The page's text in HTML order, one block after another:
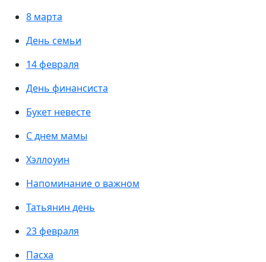
8 марта
День семьи
14 февраля
День финансиста
Букет невесте
С днем мамы
Хэллоуин
Напоминание о важном
Татьянин день
23 февраля
Пасха